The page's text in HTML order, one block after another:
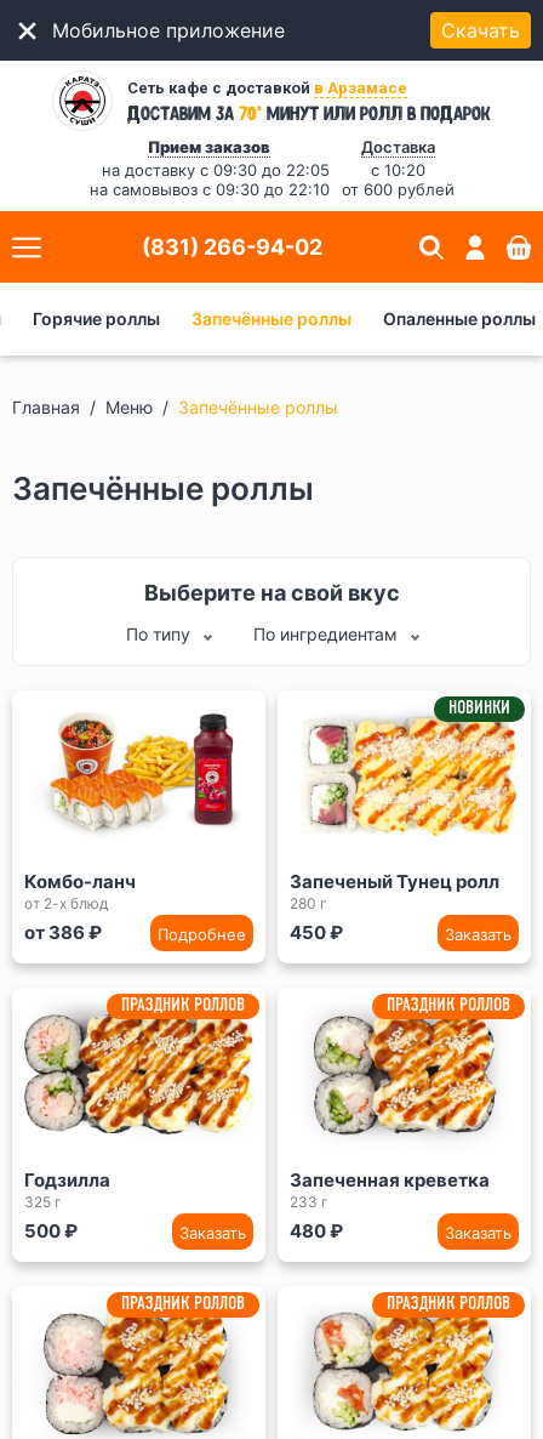
Мобильное приложение Скачать
Сеть кафе с доставкой в Арзамасе
Доставим за70* минутили ролл в подарок
Прием заказов
на доставку с 09:30 до 22:05
на самовывоз с 09:30 до 22:10
Доставка
с 10:20
от 600 рублей
(831) 266-94-02
Горячие роллы Запечённые роллы Опаленные роллы
Главная Меню Запечённые роллы
Запечённые роллы
Выберите на свой вкус
По типу По ингредиентам
Комбо-ланч
от 2-х блюд
от 386 ₽ Подробнее
НОВИНКИ
Запеченый Тунец ролл
280 г
450 ₽ Заказать
ПРАЗДНИК РОЛЛОВ
Годзилла
325 г
500 ₽ Заказать
ПРАЗДНИК РОЛЛОВ
Запеченная креветка
233 г
480 ₽ Заказать
ПРАЗДНИК РОЛЛОВ ПРАЗДНИК РОЛЛОВ